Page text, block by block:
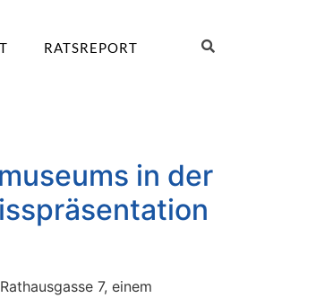
RATSREPORT
in der
7, einem